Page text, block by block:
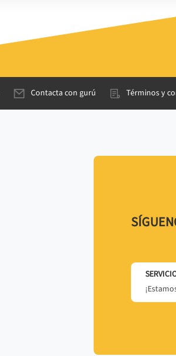
Contacta con gurú Términos y